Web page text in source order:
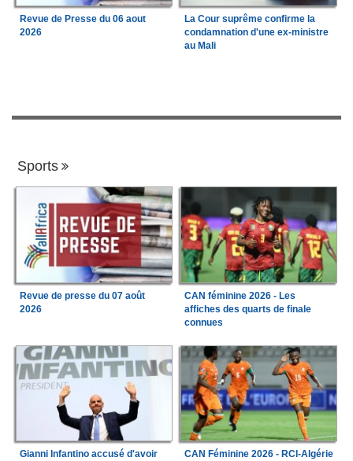
Revue de Presse du 06 aout
2026
La Cour suprême confirme la
condamnation d'une ex-ministre
au Mali
Sports
Revue de presse du 07 août
2026
CAN féminine 2026 - Les
affiches des quarts de finale
connues
Gianni Infantino accusé d'avoir
CAN Féminine 2026 - RCI-Algérie